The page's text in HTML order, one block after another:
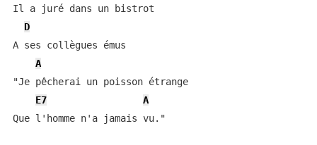
Il a juré dans un bistrot
D
A ses collègues émus
A
"Je pêcherai un poisson étrange
E7
A
Que l'homme n'a jamais vu."